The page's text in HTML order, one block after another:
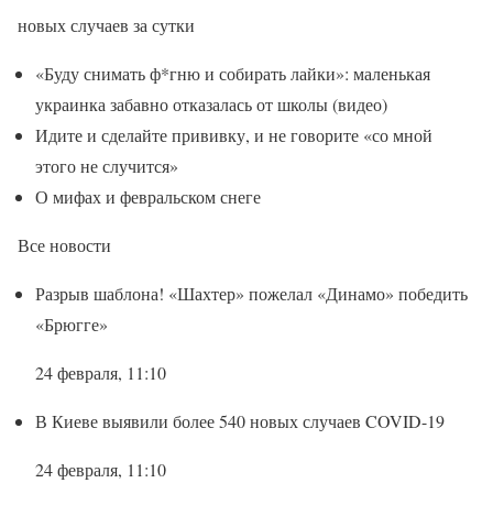
новых случаев за сутки
«Буду снимать ф*гню и собирать лайки»: маленькая
украинка забавно отказалась от школы (видео)
Идите и сделайте прививку, и не говорите «со мной
этого не случится»
О мифах и февральском снеге
Все новости
Разрыв шаблона! «Шахтер» пожелал «Динамо» победить
«Брюгге»
24 февраля, 11:10
В Киеве выявили более 540 новых случаев COVID-19
24 февраля, 11:10